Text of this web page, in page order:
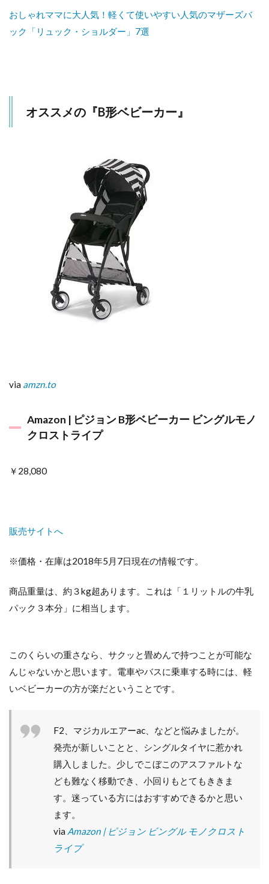
おしゃれママに大人気！軽くて使いやすい人気のマザーズバ
ック「リュック・ショルダー」7選
オススメの『B形ベビーカー』
via amzn.to
Amazon | ピジョン B形ベビーカー ビングルモノ
クロストライプ
￥28,080
販売サイトへ
※価格・在庫は2018年5月7日現在の情報です。
商品重量は、約３kg超あります。これは「１リットルの牛乳
パック３本分」に相当します。
このくらいの重さなら、サクッと畳めんで持つことが可能な
んじゃないかと思います。電車やバスに乗車する時には、軽
いベビーカーの方が楽だということです。
F2、マジカルエアーac、などと悩みましたが。
発売が新しいことと、シングルタイヤに惹かれ
購入しました。少しでこぼこのアスファルトな
ども難なく移動でき、小回りもとてもききま
す。迷っている方にはおすすめできるかと思い
ます。
via Amazon | ピジョン ビングル モノクロスト
ライプ